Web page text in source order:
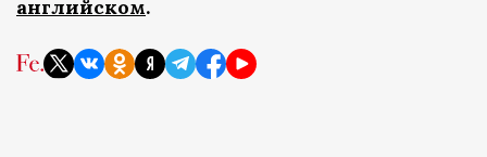
английском.